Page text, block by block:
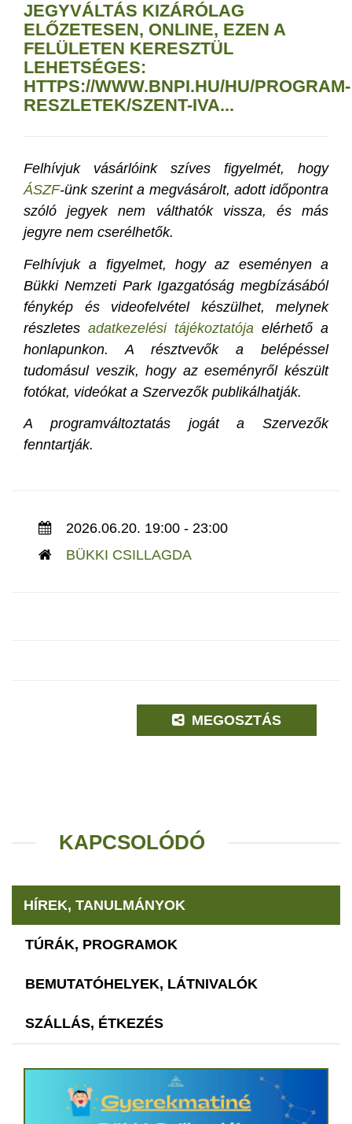
JEGYVÁLTÁS KIZÁRÓLAG
ELŐZETESEN, ONLINE, EZEN A
FELÜLETEN KERESZTÜL
LEHETSÉGES:
HTTPS://WWW.BNPI.HU/HU/PROGRAM-
RESZLETEK/SZENT-IVA...
Felhívjuk vásárlóink szíves figyelmét, hogy
ÁSZF-ünk szerint a megvásárolt, adott időpontra
szóló jegyek nem válthatók vissza, és más
jegyre nem cserélhetők.
Felhívjuk a figyelmet, hogy az eseményen a
Bükki Nemzeti Park Igazgatóság megbízásából
fénykép és videofelvétel készülhet, melynek
részletes adatkezelési tájékoztatója elérhető a
honlapunkon. A résztvevők a belépéssel
tudomásul veszik, hogy az eseményről készült
fotókat, videókat a Szervezők publikálhatják.
A programváltoztatás jogát a Szervezők
fenntartják.
2026.06.20. 19:00 - 23:00
BÜKKI CSILLAGDA
MEGOSZTÁS
KAPCSOLÓDÓ
HÍREK, TANULMÁNYOK
TÚRÁK, PROGRAMOK
BEMUTATÓHELYEK, LÁTNIVALÓK
SZÁLLÁS, ÉTKEZÉS